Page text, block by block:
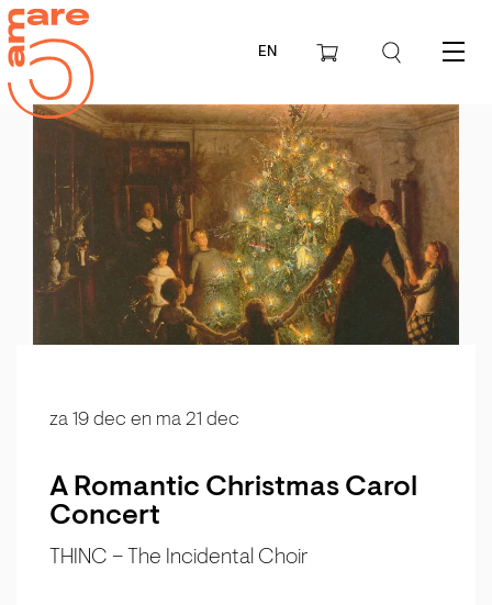
EN Menu
A Romantic Christmas Carol
Concert
THINC – The Incidental Choir
za 19 dec en ma 21 dec